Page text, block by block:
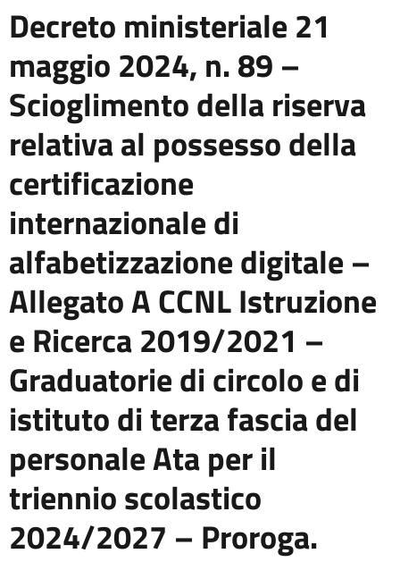
Decreto ministeriale 21
maggio 2024, n. 89 –
Scioglimento della riserva
relativa al possesso della
certificazione
internazionale di
alfabetizzazione digitale –
Allegato A CCNL Istruzione
e Ricerca 2019/2021 –
Graduatorie di circolo e di
istituto di terza fascia del
personale Ata per il
triennio scolastico
2024/2027 – Proroga.